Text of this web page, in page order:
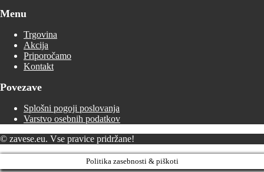
Menu
Trgovina
Akcija
Priporočamo
Kontakt
Povezave
Splošni pogoji poslovanja
Varstvo osebnih podatkov
© zavese.eu. Vse pravice pridržane!
Politika zasebnosti & piškoti